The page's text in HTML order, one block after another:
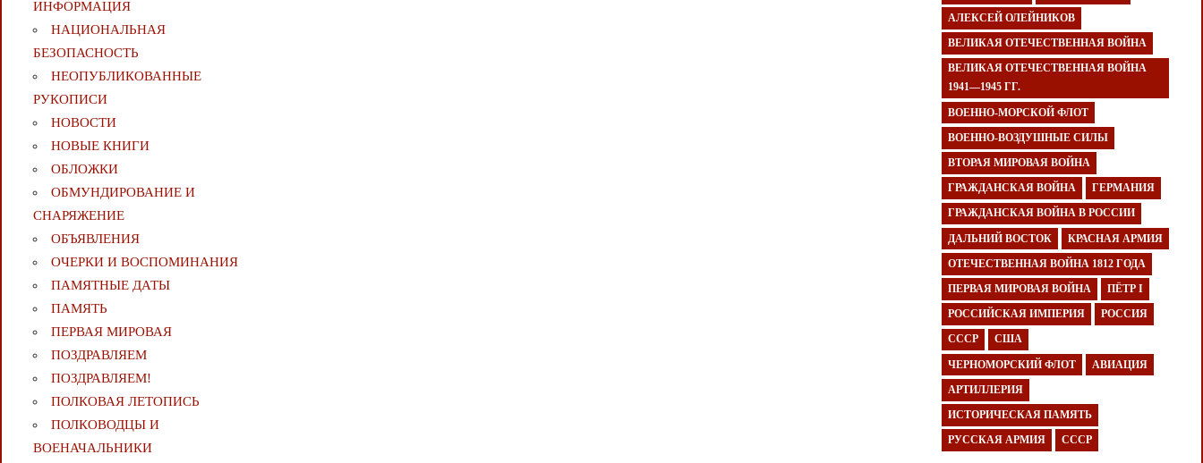
ИНФОРМАЦИЯ
НАЦИОНАЛЬНАЯ
БЕЗОПАСНОСТЬ
НЕОПУБЛИКОВАННЫЕ
РУКОПИСИ
НОВОСТИ
НОВЫЕ КНИГИ
ОБЛОЖКИ
ОБМУНДИРОВАНИЕ И
СНАРЯЖЕНИЕ
ОБЪЯВЛЕНИЯ
ОЧЕРКИ И ВОСПОМИНАНИЯ
ПАМЯТНЫЕ ДАТЫ
ПАМЯТЬ
ПЕРВАЯ МИРОВАЯ
ПОЗДРАВЛЯЕМ
ПОЗДРАВЛЯЕМ!
ПОЛКОВАЯ ЛЕТОПИСЬ
ПОЛКОВОДЦЫ И
ВОЕНАЧАЛЬНИКИ
АЛЕКСЕЙ ОЛЕЙНИКОВ
ВЕЛИКАЯ ОТЕЧЕСТВЕННАЯ ВОЙНА
ВЕЛИКАЯ ОТЕЧЕСТВЕННАЯ ВОЙНА
1941—1945 ГГ.
ВОЕННО-МОРСКОЙ ФЛОТ
ВОЕННО-ВОЗДУШНЫЕ СИЛЫ
ВТОРАЯ МИРОВАЯ ВОЙНА
ГРАЖДАНСКАЯ ВОЙНА ГЕРМАНИЯ
ГРАЖДАНСКАЯ ВОЙНА В РОССИИ
ДАЛЬНИЙ ВОСТОК КРАСНАЯ АРМИЯ
ОТЕЧЕСТВЕННАЯ ВОЙНА 1812 ГОДА
ПЕРВАЯ МИРОВАЯ ВОЙНА ПЁТР I
РОССИЙСКАЯ ИМПЕРИЯ РОССИЯ
СССР США
ЧЕРНОМОРСКИЙ ФЛОТ АВИАЦИЯ
АРТИЛЛЕРИЯ
ИСТОРИЧЕСКАЯ ПАМЯТЬ
РУССКАЯ АРМИЯ СССР